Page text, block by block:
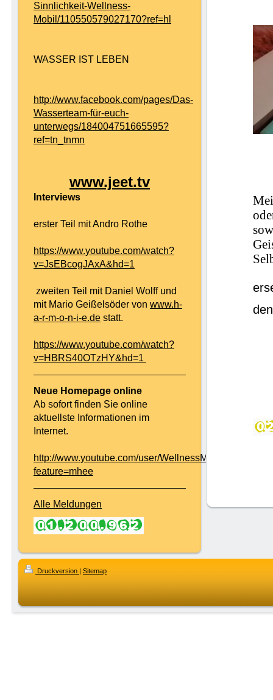
Sinnlichkeit-Wellness-
Mobil/110550579027170?ref=hl
WASSER IST LEBEN
http://www.facebook.com/pages/Das-
Wasserteam-für-euch-
unterwegs/184004751665595?
ref=tn_tnmn
www.jeet.tv
Interviews
erster Teil mit Andro Rothe
https://www.youtube.com/watch?
v=JsEBcogJAxA&hd=1
zweiten Teil mit Daniel Wolff und
mit Mario Geißelsöder von www.h-
a-r-m-o-n-i-e.de statt.
https://www.youtube.com/watch?
v=HBRS40OTzHY&hd=1
Neue Homepage online
Ab sofort finden Sie online
aktuellste Informationen im
Internet.
http://www.youtube.com/user/WellnessMobil?
feature=mhee
Alle Meldungen
Druckversion | Sitemap